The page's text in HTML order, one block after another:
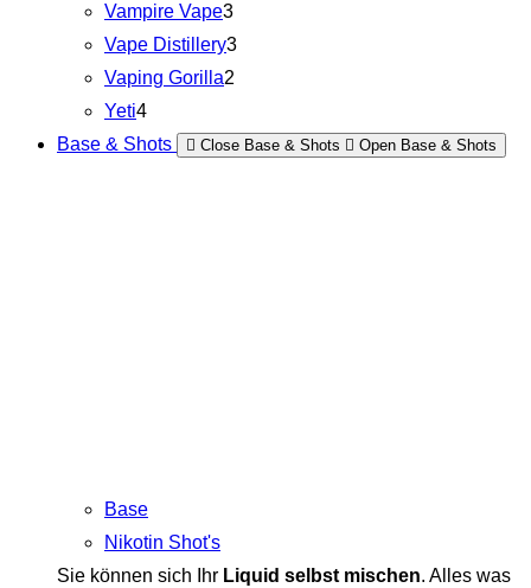
Vampire Vape3
Vape Distillery3
Vaping Gorilla2
Yeti4
Base & Shots
Close Base & Shots Open Base & Shots
Base
Nikotin Shot's
Sie können sich Ihr Liquid selbst mischen. Alles was